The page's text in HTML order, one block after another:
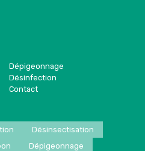
Dépigeonnage
Désinfection
Contact
Désinsectisation
Dépigeonnage